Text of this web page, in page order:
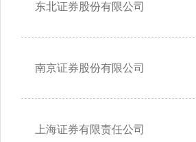
东北证券股份有限公司
南京证券股份有限公司
上海证券有限责任公司